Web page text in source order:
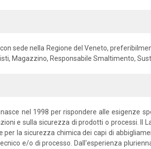
sede nella Regione del Veneto,
Magazzino, Responsabile Smaltimento,
nel 1998 per rispondere alle esigenze
e sulla sicurezza di prodotti o processi. Il
la sicurezza chimica dei capi di
e/o di processo. Dall'esperienza